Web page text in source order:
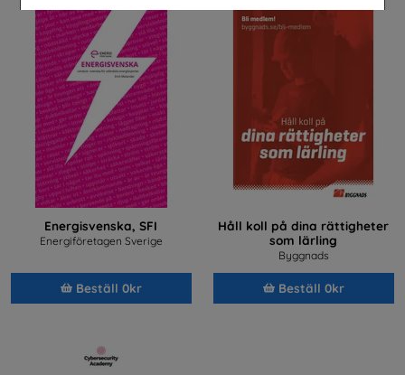
Energisvenska, SFI
Energiföretagen Sverige
Beställ 0kr
Håll koll på dina rättigheter
som lärling
Byggnads
Beställ 0kr